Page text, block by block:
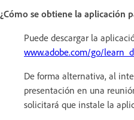
¿Cómo se obtiene la aplicación
Puede descargar la
www.adobe.com/go/
De forma alternativa, al
presentación en una
solicitará que instale la